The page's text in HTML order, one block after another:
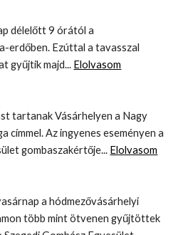
délelőtt 9 órától a
erdőben. Ezúttal a tavasszal
gyűjtik majd... Elolvasom
tartanak Vásárhelyen a Nagy
címmel. Az ingyenes eseményen a
gombaszakértője... Elolvasom
a hódmezővásárhelyi
több mint ötvenen gyűjtöttek